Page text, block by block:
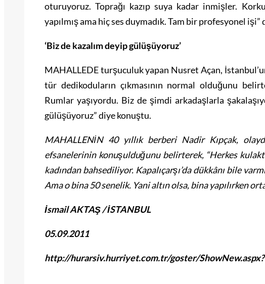
oturuyoruz. Toprağı kazıp suya kadar inmişler.
yapılmış ama hiç ses duymadık. Tam bir profesyonel işi”
‘Biz de kazalım deyip gülüşüyoruz’
MAHALLEDE turşuculuk yapan Nusret Açan,
tür dedikoduların çıkmasının normal olduğunu
Rumlar yaşıyordu. Biz de şimdi arkadaşlarla
gülüşüyoruz” diye konuştu.
MAHALLENİN 40 yıllık berberi Nadir Kıpçak,
efsanelerinin konuşulduğunu belirterek, “Herkes
kadından bahsediliyor. Kapalıçarşı’da dükkânı bile
Ama o bina 50 senelik. Yani altın olsa, bina yapılırken
İsmail AKTAŞ / İSTANBUL
05.09.2011
http://hurarsiv.hurriyet.com.tr/goster/